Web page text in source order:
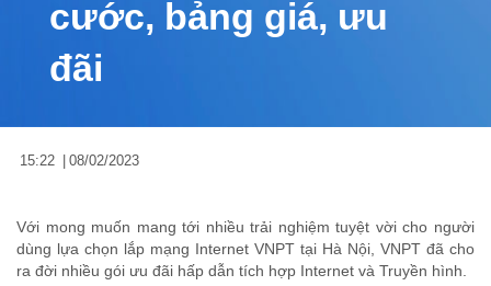
cước, bảng giá, ưu
đãi
15:22 08/02/2023
Với mong muốn mang tới nhiều trải nghiệm tuyệt vời cho người
dùng lựa chọn lắp mạng Internet VNPT tại Hà Nội, VNPT đã cho
ra đời nhiều gói ưu đãi hấp dẫn tích hợp Internet và Truyền hình.